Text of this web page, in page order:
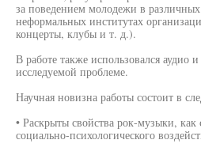
за поведением молодежи в
неформальных институтах
концерты, клубы и т. д.).
В работе также использовался аудио
исследуемой проблеме.
Научная новизна работы состоит в
• Раскрыты свойства рок-музыки, как
социально-психологического